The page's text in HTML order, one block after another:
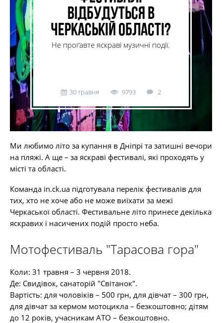
відбудуться в
Черкаській області?
Не проґавте яскраві музичні події.
30 травня 9793 2
Ми любимо літо за купання в Дніпрі та затишні вечори
на пляжі. А ще – за яскраві фестивалі, які проходять у
місті та області.
Команда in.ck.ua підготувала перелік фестивалів для
тих, хто не хоче або не може виїхати за межі
Черкаської області. Фестивальне літо принесе декілька
яскравих і насичених подій просто неба.
Мотофестиваль "Тарасова гора"
Коли: 31 травня – 3 червня 2018.
Де: Свидівок, санаторій "Світанок".
Вартість: для чоловіків – 500 грн, для дівчат – 300 грн,
для дівчат за кермом мотоцикла – безкоштовно; дітям
до 12 років, учасникам АТО – безкоштовно.